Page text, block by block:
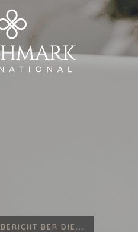
BERICHT BER DIE...